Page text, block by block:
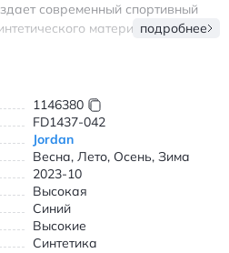
современный спортивный
материала, который
подошва гарантирует
ноги во время игр и прогулок.
как для мальчиков, так и
конструкция позволяет
Внутренняя отделка
при длительном использовании,
при движении. Эти
дополнением к повседневному
шортами и спортивными
подробнее
1146380
FD1437-042
Jordan
Весна, Лето, Осень, Зима
2023-10
Высокая
Синий
Высокие
Синтетика